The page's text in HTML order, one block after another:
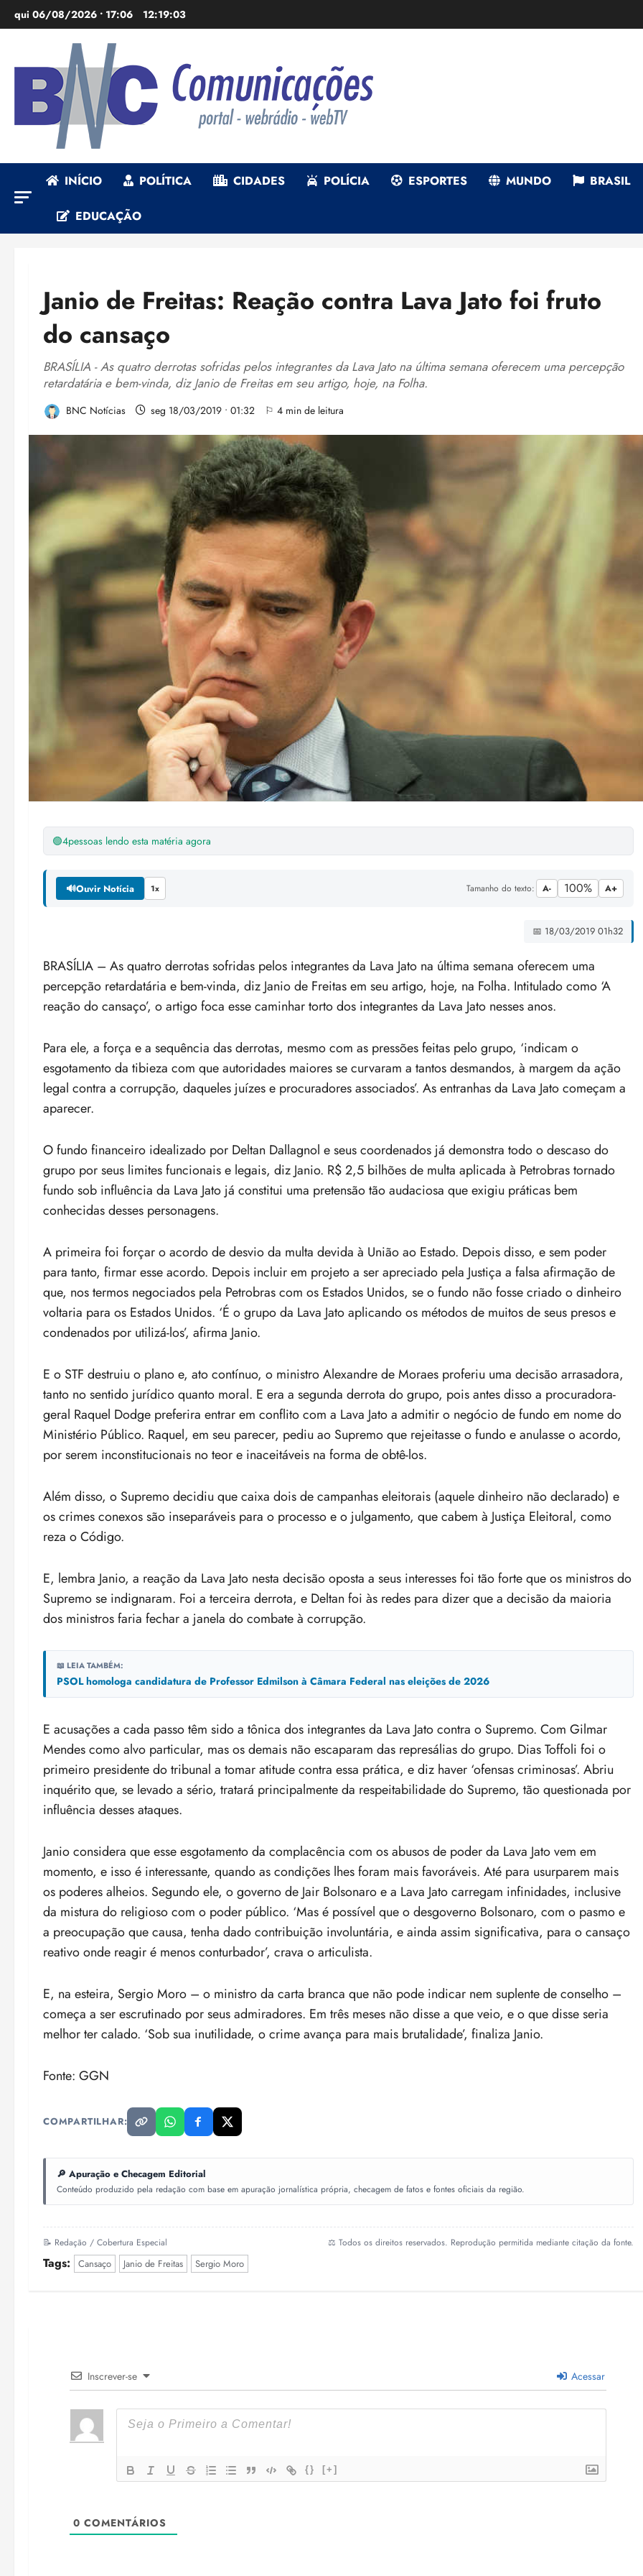
para
qui 06/08/2026 • 17:06 12:19:04
INÍCIO POLÍTICA CIDADES POLÍCIA ESPORTES MUNDO BRASIL
EDUCAÇÃO
Janio de Freitas: Reação contra Lava Jato foi fruto
do cansaço
BRASÍLIA - As quatro derrotas sofridas pelos integrantes da Lava Jato na última semana oferecem uma percepção
retardatária e bem-vinda, diz Janio de Freitas em seu artigo, hoje, na Folha.
BNC Notícias seg 18/03/2019 • 01:32 ⚐ 4 min de leitura
🟢4pessoas lendo esta matéria agora
🔊Ouvir Notícia 1x Tamanho do texto: A- 100% A+
📅 18/03/2019 01h32
BRASÍLIA – As quatro derrotas sofridas pelos integrantes da Lava Jato na última semana oferecem uma
percepção retardatária e bem-vinda, diz Janio de Freitas em seu artigo, hoje, na Folha. Intitulado como ‘A
reação do cansaço’, o artigo foca esse caminhar torto dos integrantes da Lava Jato nesses anos.
Para ele, a força e a sequência das derrotas, mesmo com as pressões feitas pelo grupo, ‘indicam o
esgotamento da tibieza com que autoridades maiores se curvaram a tantos desmandos, à margem da ação
legal contra a corrupção, daqueles juízes e procuradores associados’. As entranhas da Lava Jato começam a
aparecer.
O fundo financeiro idealizado por Deltan Dallagnol e seus coordenados já demonstra todo o descaso do
grupo por seus limites funcionais e legais, diz Janio. R$ 2,5 bilhões de multa aplicada à Petrobras tornado
fundo sob influência da Lava Jato já constitui uma pretensão tão audaciosa que exigiu práticas bem
conhecidas desses personagens.
A primeira foi forçar o acordo de desvio da multa devida à União ao Estado. Depois disso, e sem poder
para tanto, firmar esse acordo. Depois incluir em projeto a ser apreciado pela Justiça a falsa afirmação de
que, nos termos negociados pela Petrobras com os Estados Unidos, se o fundo não fosse criado o dinheiro
voltaria para os Estados Unidos. ‘É o grupo da Lava Jato aplicando os métodos de muitos de seus presos e
condenados por utilizá-los’, afirma Janio.
E o STF destruiu o plano e, ato contínuo, o ministro Alexandre de Moraes proferiu uma decisão arrasadora,
tanto no sentido jurídico quanto moral. E era a segunda derrota do grupo, pois antes disso a procuradora-
geral Raquel Dodge preferira entrar em conflito com a Lava Jato a admitir o negócio de fundo em nome do
Ministério Público. Raquel, em seu parecer, pediu ao Supremo que rejeitasse o fundo e anulasse o acordo,
por serem inconstitucionais no teor e inaceitáveis na forma de obtê-los.
Além disso, o Supremo decidiu que caixa dois de campanhas eleitorais (aquele dinheiro não declarado) e
os crimes conexos são inseparáveis para o processo e o julgamento, que cabem à Justiça Eleitoral, como
reza o Código.
E, lembra Janio, a reação da Lava Jato nesta decisão oposta a seus interesses foi tão forte que os ministros do
Supremo se indignaram. Foi a terceira derrota, e Deltan foi às redes para dizer que a decisão da maioria
dos ministros faria fechar a janela do combate à corrupção.
📖 LEIA TAMBÉM:
PSOL homologa candidatura de Professor Edmilson à Câmara Federal nas eleições de 2026
E acusações a cada passo têm sido a tônica dos integrantes da Lava Jato contra o Supremo. Com Gilmar
Mendes como alvo particular, mas os demais não escaparam das represálias do grupo. Dias Toffoli foi o
primeiro presidente do tribunal a tomar atitude contra essa prática, e diz haver ‘ofensas criminosas’. Abriu
inquérito que, se levado a sério, tratará principalmente da respeitabilidade do Supremo, tão questionada por
influência desses ataques.
Janio considera que esse esgotamento da complacência com os abusos de poder da Lava Jato vem em
momento, e isso é interessante, quando as condições lhes foram mais favoráveis. Até para usurparem mais
os poderes alheios. Segundo ele, o governo de Jair Bolsonaro e a Lava Jato carregam infinidades, inclusive
da mistura do religioso com o poder público. ‘Mas é possível que o desgoverno Bolsonaro, com o pasmo e
a preocupação que causa, tenha dado contribuição involuntária, e ainda assim significativa, para o cansaço
reativo onde reagir é menos conturbador’, crava o articulista.
E, na esteira, Sergio Moro – o ministro da carta branca que não pode indicar nem suplente de conselho –
começa a ser escrutinado por seus admiradores. Em três meses não disse a que veio, e o que disse seria
melhor ter calado. ‘Sob sua inutilidade, o crime avança para mais brutalidade’, finaliza Janio.
Fonte: GGN
COMPARTILHAR:
🔎 Apuração e Checagem Editorial
Conteúdo produzido pela redação com base em apuração jornalística própria, checagem de fatos e fontes oficiais da região.
📝 Redação / Cobertura Especial ⚖️ Todos os direitos reservados. Reprodução permitida mediante citação da fonte.
Tags: Cansaço Janio de Freitas Sergio Moro
Inscrever-se Acessar
{} [+]
0 COMENTÁRIOS